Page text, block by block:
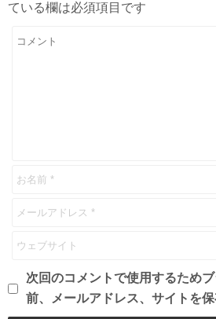
ている欄は必須項目です
次回のコメントで使用するため
前、メールアドレス、サイトを保